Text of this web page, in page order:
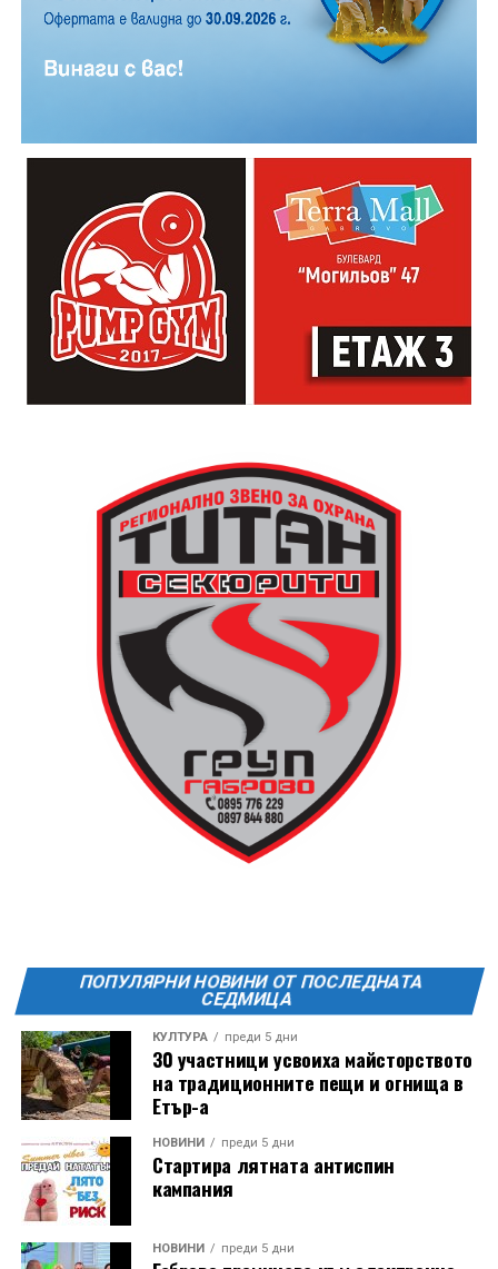
ПОПУЛЯРНИ НОВИНИ ОТ ПОСЛЕДНАТА
СЕДМИЦА
КУЛТУРА преди 5 дни
30 участници усвоиха майсторството
на традиционните пещи и огнища в
Етър-а
НОВИНИ преди 5 дни
Стартира лятната антиспин
кампания
НОВИНИ преди 5 дни